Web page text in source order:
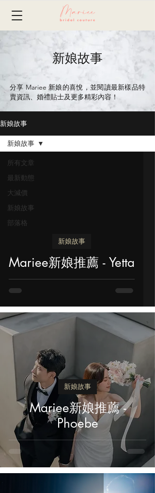
新娘故事
分享 Mariee 新娘的喜悅，並閱讀最新樣品特
賣資訊、婚禮貼士及更多精彩內容！
新娘故事
所有文章
最新動態
大減價
新娘故事
部落格
新娘故事
Mariee新娘推薦 - Yetta
新娘故事
Mariee新娘推薦 -
Phoebe
新娘故事